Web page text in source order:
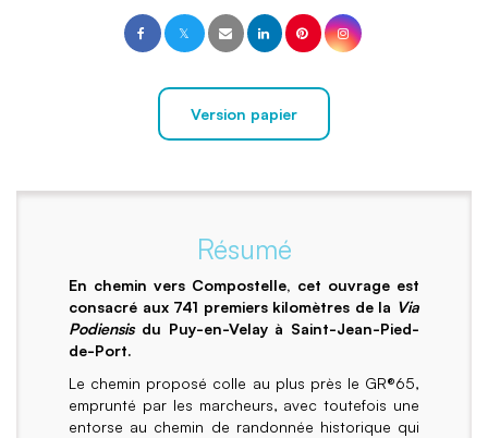
Version papier
Résumé
En chemin vers Compostelle, cet ouvrage est
consacré aux 741 premiers kilomètres de la Via
Podiensisdu Puy-en-Velay à Saint-Jean-Pied-
de-Port.
Le chemin proposé colle au plus près le GR®65,
emprunté par les marcheurs, avec toutefois une
entorse au chemin de randonnée historique qui